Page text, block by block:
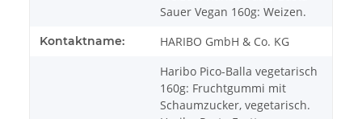
Sauer Vegan 160g: Weizen.
Kontaktname:
HARIBO GmbH & Co. KG
Haribo Pico-Balla vegetarisch
160g: Fruchtgummi mit
Schaumzucker, vegetarisch.